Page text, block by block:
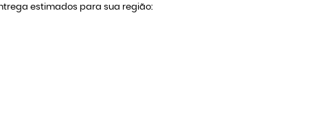
estimados para sua região: